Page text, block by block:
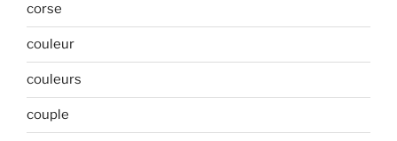
corse
couleur
couleurs
couple